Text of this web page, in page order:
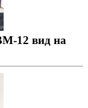
12 вид на